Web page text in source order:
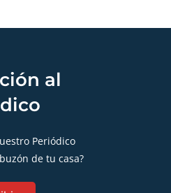
al
Periódico
de tu casa?